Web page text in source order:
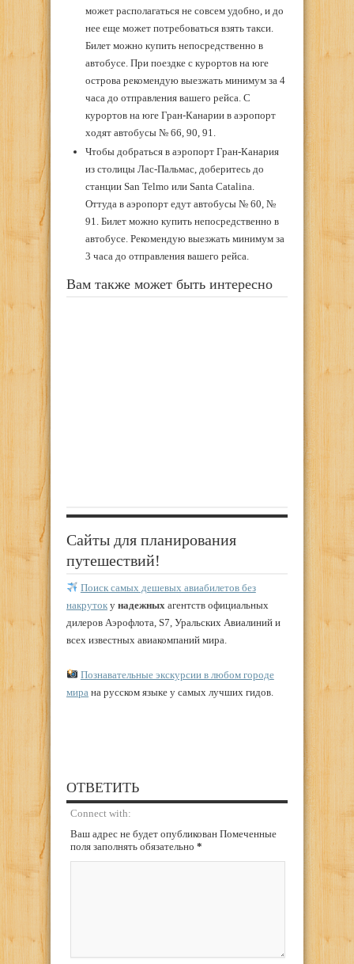
может располагаться не совсем удобно, и до
нее еще может потребоваться взять такси.
Билет можно купить непосредственно в
автобусе. При поездке с курортов на юге
острова рекомендую выезжать минимум за 4
часа до отправления вашего рейса. С
курортов на юге Гран-Канарии в аэропорт
ходят автобусы № 66, 90, 91.
Чтобы добраться в аэропорт Гран-Канария
из столицы Лас-Пальмас, доберитесь до
станции San Telmo или Santa Catalina.
Оттуда в аэропорт едут автобусы № 60, №
91. Билет можно купить непосредственно в
автобусе. Рекомендую выезжать минимум за
3 часа до отправления вашего рейса.
Вам также может быть интересно
Сайты для планирования
путешествий!
Поиск самых дешевых авиабилетов без
накруток у надежных агентств официальных
дилеров Аэрофлота, S7, Уральских Авиалиний и
всех известных авиакомпаний мира.
Познавательные экскурсии в любом городе
мира на русском языке у самых лучших гидов.
ОТВЕТИТЬ
Connect with:
Ваш адрес не будет опубликован Помеченные
поля заполнять обязательно *